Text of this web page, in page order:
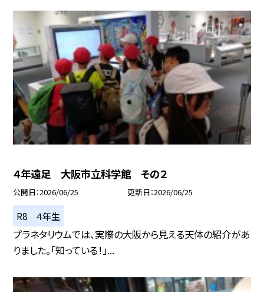
４年遠足 大阪市立科学館 その２
公開日 2026/06/25 更新日 2026/06/25
R8 ４年生
プラネタリウムでは、実際の大阪から見える天体の紹介があ
りました。「知っている！」...